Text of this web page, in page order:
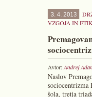
3. 4. 2013
VZGOJA IN
Avtor:Andrej
Naslov
sociocentrizma
šola, tretja